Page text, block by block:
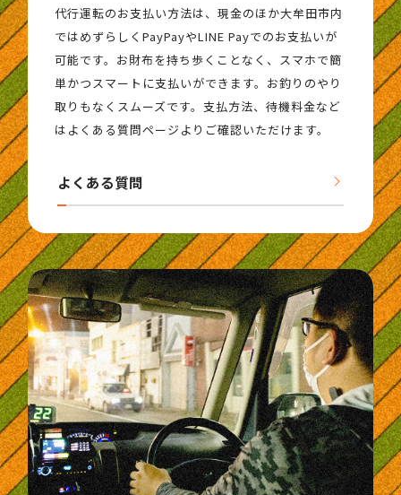
代行運転のお支払い方法は、現金のほか大牟田市内
ではめずらしくPayPayやLINE Payでのお支払いが
可能です。お財布を持ち歩くことなく、スマホで簡
単かつスマートに支払いができます。お釣りのやり
取りもなくスムーズです。支払方法、待機料金など
はよくある質問ページよりご確認いただけます。
よくある質問